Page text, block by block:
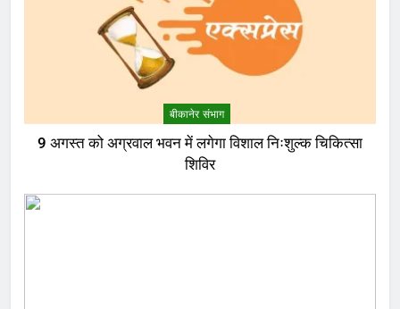
बीकानेर संभाग
9 अगस्त को अग्रवाल भवन में लगेगा विशाल निःशुल्क चिकित्सा
शिविर